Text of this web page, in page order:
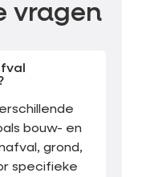
vragen
bouw- en
grond,
specifieke